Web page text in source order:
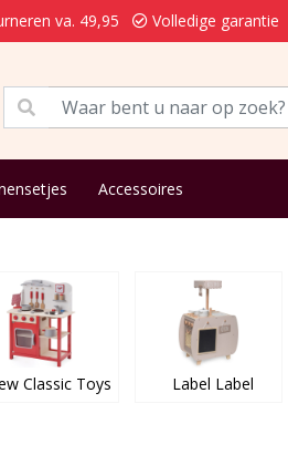
va. 49,95 Volledige garantie
Accessoires
Classic Toys Label Label